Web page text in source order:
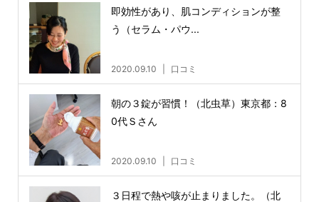
即効性があり、肌コンディションが整
う（セラム・パウ...
2020.09.10 口コミ
朝の３錠が習慣！（北虫草）東京都：8
0代Ｓさん
2020.09.10 口コミ
３日程で熱や咳が止まりました。（北